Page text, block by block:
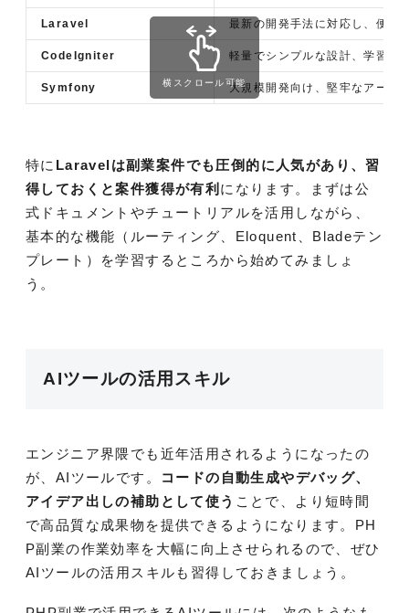
Laravel 最新の開発手法に対応し、便利
CodeIgniter 軽量でシンプルな設計、学習コ
Symfony 大規模開発向け、堅牢なアーキ
横スクロール可能
特に Laravelは副業案件でも圧倒的に人気があり、習
得しておくと案件獲得が有利 になります。まずは公
式ドキュメントやチュートリアルを活用しながら、
基本的な機能（ルーティング、Eloquent、Bladeテン
プレート）を学習するところから始めてみましょ
う。
AIツールの活用スキル
エンジニア界隈でも近年活用されるようになったの
が、AIツールです。
コードの自動生成やデバッグ、
アイデア出しの補助として使う ことで、より短時間
で高品質な成果物を提供できるようになります。PH
P副業の作業効率を大幅に向上させられるので、ぜひ
AIツールの活用スキルも習得しておきましょう。